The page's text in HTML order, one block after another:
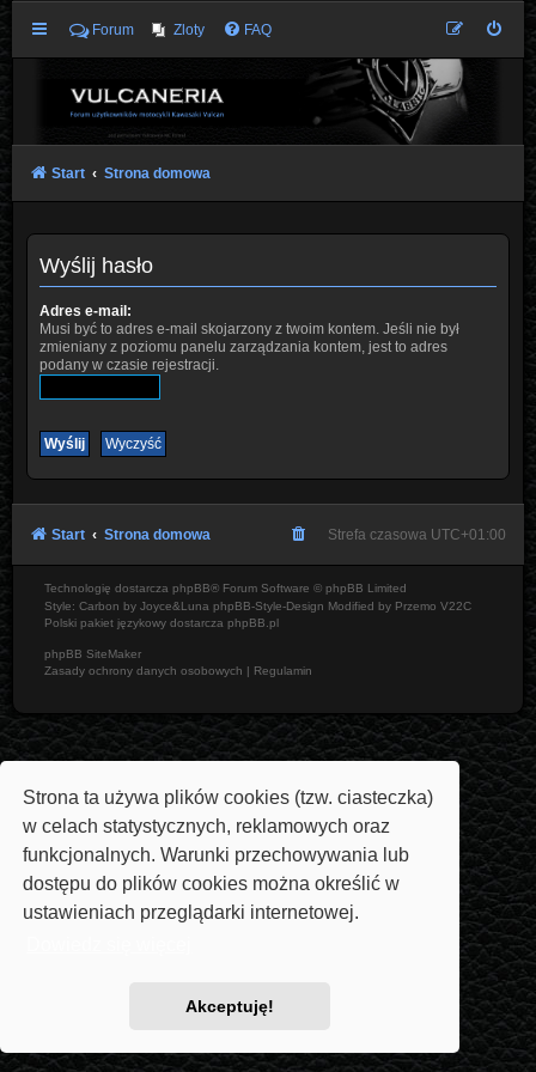
Strona ta używa plików cookies (tzw. ciasteczka)
w celach statystycznych, reklamowych oraz
funkcjonalnych. Warunki przechowywania lub
dostępu do plików cookies można określić w
ustawieniach przeglądarki internetowej.
Akceptuję!
Forum Zloty FAQ
Start Strona domowa
Wyślij hasło
Adres e-mail:
Musi być to adres e-mail skojarzony z twoim kontem. Jeśli nie był
zmieniany z poziomu panelu zarządzania kontem, jest to adres
podany w czasie rejestracji.
Start Strona domowa Strefa czasowa UTC+01:00
Technologię dostarcza phpBB® Forum Software © phpBB Limited
Style: Carbon by Joyce&Luna phpBB-Style-Design Modified by Przemo V22C
Polski pakiet językowy dostarcza phpBB.pl
phpBB SiteMaker
Zasady ochrony danych osobowych | Regulamin